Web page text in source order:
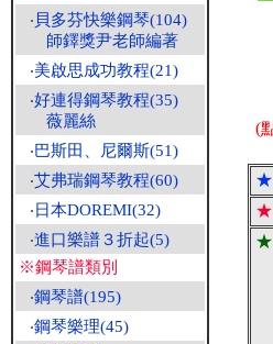
‧ 貝多芬快樂鋼琴(104)
師鐸獎尹老師編著
‧美啟思成功教程(21)
‧好連得鋼琴教程(35)
薇麗絲
‧巴斯田、尼爾斯(51)
‧艾弗瑞鋼琴教程(60)
‧ 日本DOREMI(32)
‧進口樂譜３折起(5)
※鋼琴譜類別
‧鋼琴譜(195)
‧鋼琴樂理(45)
(
★
★
★